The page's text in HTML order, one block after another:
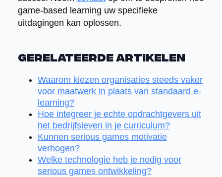
game-based learning uw specifieke
uitdagingen kan oplossen.
Gerelateerde artikelen
Waarom kiezen organisaties steeds vaker
voor maatwerk in plaats van standaard e-
learning?
Hoe integreer je echte opdrachtgevers uit
het bedrijfsleven in je curriculum?
Kunnen serious games motivatie
verhogen?
Welke technologie heb je nodig voor
serious games ontwikkeling?